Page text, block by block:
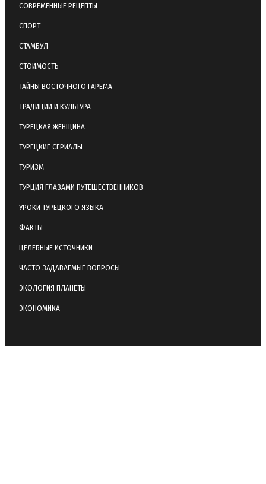
СОВРЕМЕННЫЕ РЕЦЕПТЫ
СПОРТ
СТАМБУЛ
СТОИМОСТЬ
ТАЙНЫ ВОСТОЧНОГО ГАРЕМА
ТРАДИЦИИ И КУЛЬТУРА
ТУРЕЦКАЯ ЖЕНЩИНА
ТУРЕЦКИЕ СЕРИАЛЫ
ТУРИЗМ
ТУРЦИЯ ГЛАЗАМИ ПУТЕШЕСТВЕННИКОВ
УРОКИ ТУРЕЦКОГО ЯЗЫКА
ФАКТЫ
ЦЕЛЕБНЫЕ ИСТОЧНИКИ
ЧАСТО ЗАДАВАЕМЫЕ ВОПРОСЫ
ЭКОЛОГИЯ ПЛАНЕТЫ
ЭКОНОМИКА